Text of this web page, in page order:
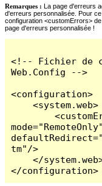
Remarques : La page d'erreurs
d'erreurs personnalisée. Pour
configuration <customErrors>
page d'erreurs personnalisée !
<!-- Fichier de
Web.Config -->
<configuration>
    <system.web>
        <customErrors
mode="RemoteOnly"
tm"/>
    </system.web>
</configuration>